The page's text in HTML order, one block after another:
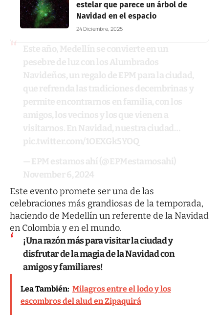
estelar que parece un árbol de
Navidad en el espacio
24 Diciembre, 2025
Este evento promete ser una de las
celebraciones más grandiosas de la temporada,
haciendo de Medellín un referente de la Navidad
en Colombia y en el mundo.
¡Una razón más para visitar la ciudad y
disfrutar de la magia de la Navidad con
amigos y familiares!
Lea También: Milagros entre el lodo y los
escombros del alud en Zipaquirá